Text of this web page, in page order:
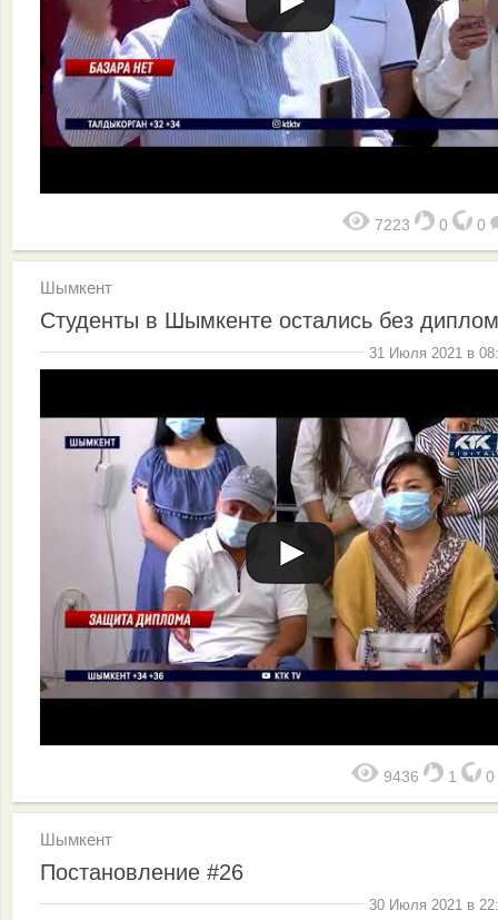
7223 0 0
Шымкент
Студенты в Шымкенте остались без
31 Июля 2021 в
9436 1 0
Шымкент
Постановление #26
30 Июля 2021 в